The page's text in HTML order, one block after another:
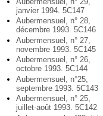
janvier 1994. 5C147
Aubermensuel, n° 28,
décembre 1993. 5C146
Aubermensuel, n° 27,
novembre 1993. 5C145
Aubermensuel, n° 26,
octobre 1993. 5C144
Aubermensuel, n°25,
septembre 1993. 5C143
Aubermensuel, n° 25,
juillet-août 1993. 5C142